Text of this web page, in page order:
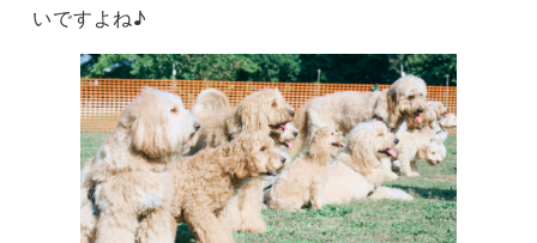
いですよね♪